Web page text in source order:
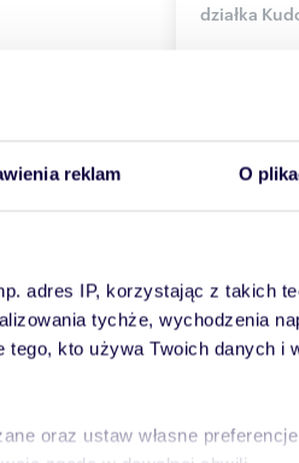
reklam O
adres IP, korzystając z takich
tychże, wychodzenia
kto używa Twoich danych i
oraz ustaw własne
działka
Kudowa
nr 286/3 o
kupienia